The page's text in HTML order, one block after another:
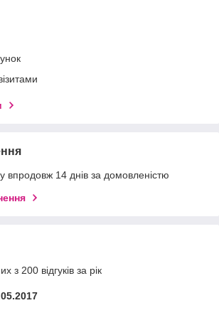
впродовж 14 днів за домовленістю
з 200 відгуків за рік